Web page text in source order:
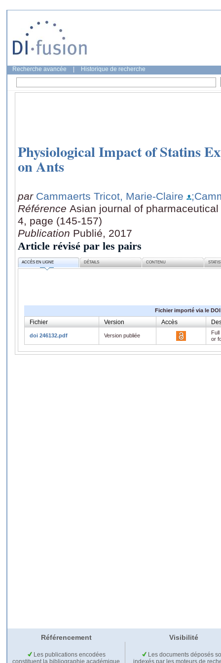
Recherche avancée Historique de recherche
Physiological Impact of Statins
on Ants
par Cammaerts Tricot, Marie-Claire
Référence Asian journal of
4, page (145-157)
Publication Publié, 2017
Article révisé par les pairs
ACCÈS EN LIGNE DÉTAILS CONTENU
Fichier importé via le DOI
Fichier Version Accès
doi 246132.pdf Version publiée
or
Référencement Visibilité
Les publications encodées
Les documents déposés